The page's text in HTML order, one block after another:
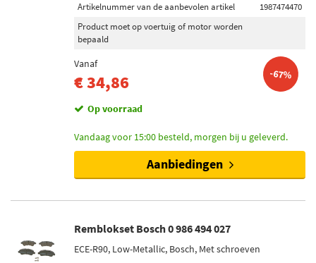
Artikelnummer van de aanbevolen artikel
1987474470
Product moet op voertuig of motor worden
bepaald
Vanaf
€ 34,86 -67%
Op voorraad
Vandaag voor 15:00 besteld, morgen bij u geleverd.
Aanbiedingen
Remblokset Bosch 0 986 494 027
ECE-R90, Low-Metallic, Bosch, Met schroeven